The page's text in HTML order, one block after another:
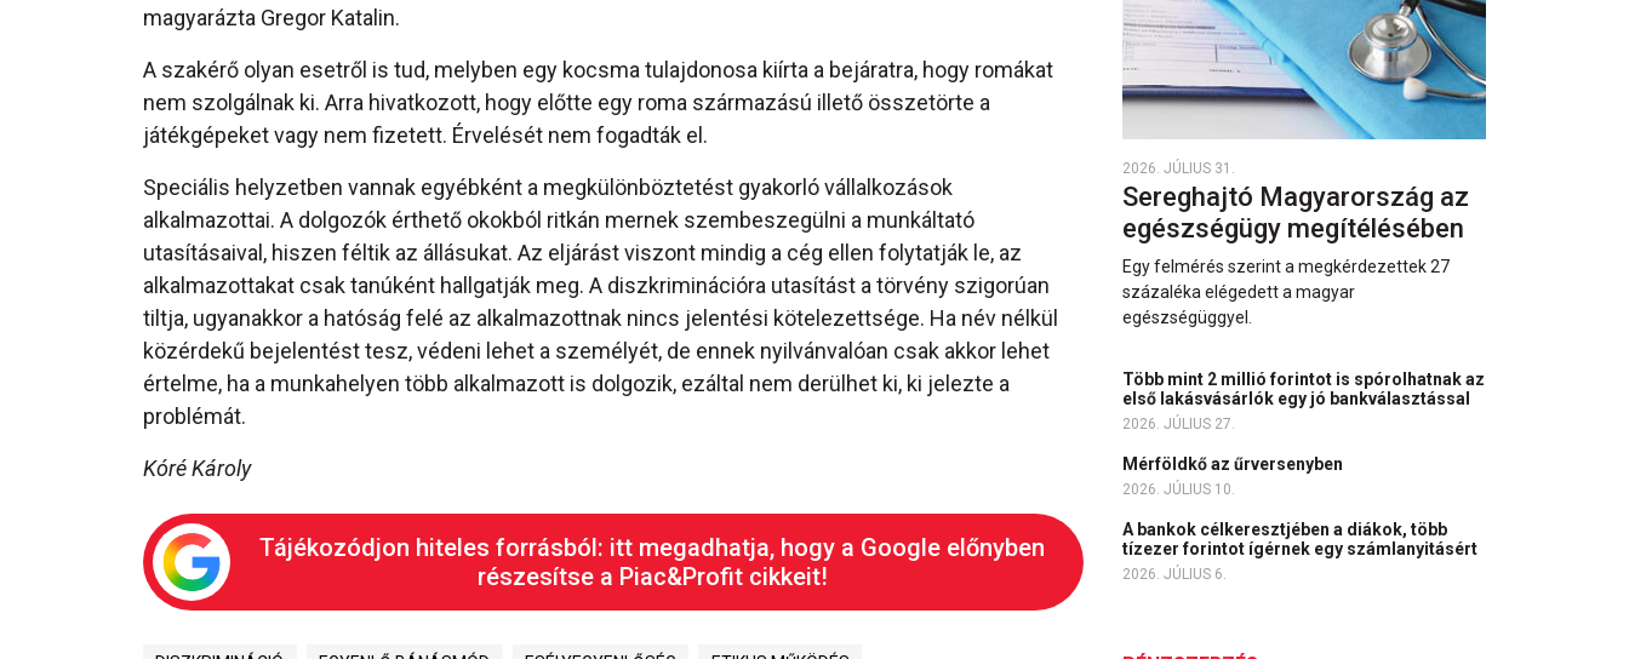
magyarázta Gregor Katalin.
A szakérő olyan esetről is tud, melyben egy kocsma tulajdonosa kiírta a bejáratra, hogy romákat
nem szolgálnak ki. Arra hivatkozott, hogy előtte egy roma származású illető összetörte a
játékgépeket vagy nem fizetett. Érvelését nem fogadták el.
Speciális helyzetben vannak egyébként a megkülönböztetést gyakorló vállalkozások
alkalmazottai. A dolgozók érthető okokból ritkán mernek szembeszegülni a munkáltató
utasításaival, hiszen féltik az állásukat. Az eljárást viszont mindig a cég ellen folytatják le, az
alkalmazottakat csak tanúként hallgatják meg. A diszkriminációra utasítást a törvény szigorúan
tiltja, ugyanakkor a hatóság felé az alkalmazottnak nincs jelentési kötelezettsége. Ha név nélkül
közérdekű bejelentést tesz, védeni lehet a személyét, de ennek nyilvánvalóan csak akkor lehet
értelme, ha a munkahelyen több alkalmazott is dolgozik, ezáltal nem derülhet ki, ki jelezte a
problémát.
Kóré Károly
Tájékozódjon hiteles forrásból: itt megadhatja, hogy a Google előnyben
részesítse a Piac&Profit cikkeit!
2026. JÚLIUS 31.
Sereghajtó Magyarország az
egészségügy megítélésében
Egy felmérés szerint a megkérdezettek 27
százaléka elégedett a magyar
egészségüggyel.
Több mint 2 millió forintot is spórolhatnak az
első lakásvásárlók egy jó bankválasztással
2026. JÚLIUS 27.
Mérföldkő az űrversenyben
2026. JÚLIUS 10.
A bankok célkeresztjében a diákok, több
tízezer forintot ígérnek egy számlanyitásért
2026. JÚLIUS 6.